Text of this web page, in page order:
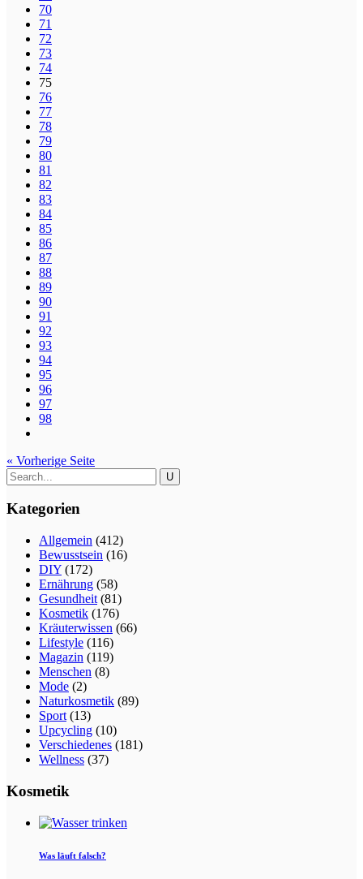
70
71
72
73
74
75
76
77
78
79
80
81
82
83
84
85
86
87
88
89
90
91
92
93
94
95
96
97
98
« Vorherige Seite
Kategorien
Allgemein (412)
Bewusstsein (16)
DIY (172)
Ernährung (58)
Gesundheit (81)
Kosmetik (176)
Kräuterwissen (66)
Lifestyle (116)
Magazin (119)
Menschen (8)
Mode (2)
Naturkosmetik (89)
Sport (13)
Upcycling (10)
Verschiedenes (181)
Wellness (37)
Kosmetik
Was läuft falsch?